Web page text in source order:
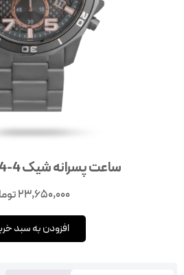
ساعت پسرانه شیک Laxmi 8184-4
23,650,000تومان
افزودن به سبد خرید